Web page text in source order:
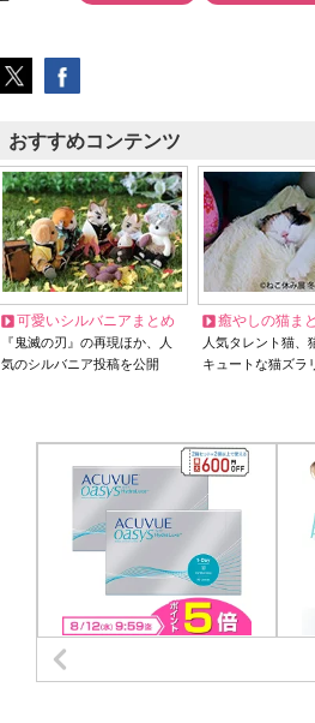
おすすめコンテンツ
可愛いシルバニアまとめ
『鬼滅の刃』の再現ほか、人
気のシルバニア投稿を公開
癒やしの猫ま
人気タレント猫
キュートな猫ズラ